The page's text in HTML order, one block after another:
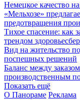
Немецкое качество
«Мельхозе»
предотвращения
Тихое спасение: как
трендом
Вид на жительство
поспешных решений
Баланс между
производственным
Показать ещё
О Панораме Реклама